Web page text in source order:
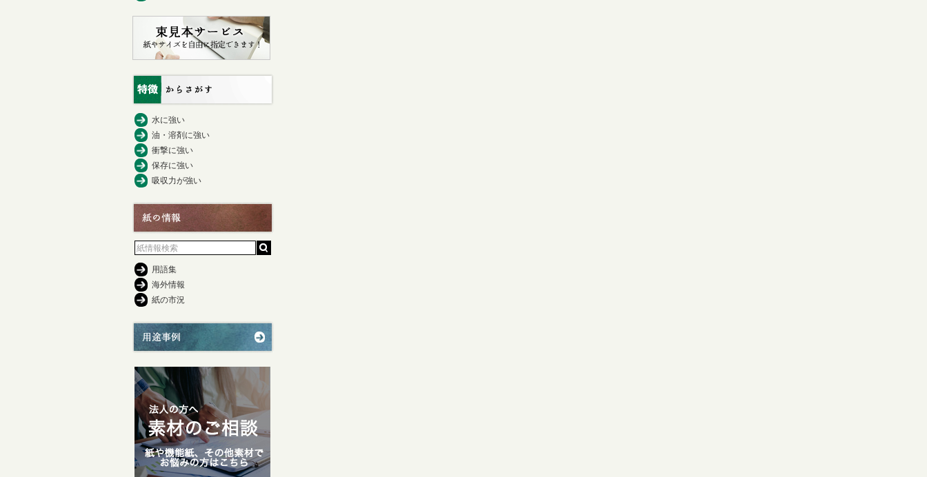
水に強い
油・溶剤に強い
衝撃に強い
保存に強い
吸収力が強い
用語集
海外情報
紙の市況